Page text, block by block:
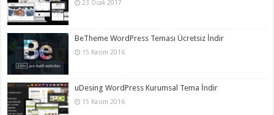
23 Ocak 2017
BeTheme WordPress Teması Ücretsiz İndir
15 Kasım 2016
uDesing WordPress Kurumsal Tema İndir
15 Kasım 2016